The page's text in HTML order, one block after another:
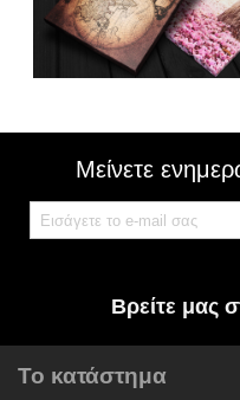
Μείνετε
Βρείτε μας
Το κατάστημα